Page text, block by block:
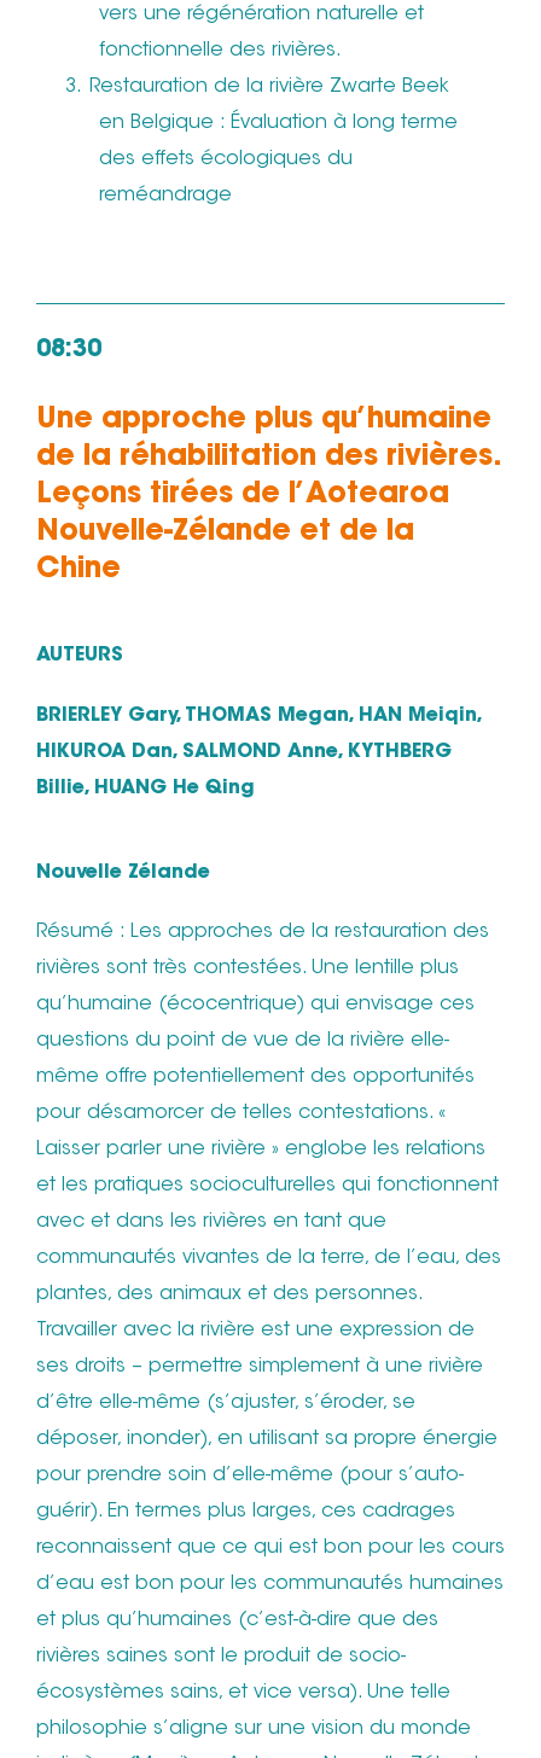
vers une régénération naturelle et
fonctionnelle des rivières.
Restauration de la rivière Zwarte Beek
en Belgique : Évaluation à long terme
des effets écologiques du
reméandrage
08:30
Une approche plus qu’humaine
de la réhabilitation des rivières.
Leçons tirées de l’Aotearoa
Nouvelle-Zélande et de la
Chine
AUTEURS
BRIERLEY Gary, THOMAS Megan, HAN Meiqin,
HIKUROA Dan, SALMOND Anne, KYTHBERG
Billie, HUANG He Qing
Nouvelle Zélande
Résumé : Les approches de la restauration des
rivières sont très contestées. Une lentille plus
qu’humaine (écocentrique) qui envisage ces
questions du point de vue de la rivière elle-
même offre potentiellement des opportunités
pour désamorcer de telles contestations. «
Laisser parler une rivière » englobe les relations
et les pratiques socioculturelles qui fonctionnent
avec et dans les rivières en tant que
communautés vivantes de la terre, de l’eau, des
plantes, des animaux et des personnes.
Travailler avec la rivière est une expression de
ses droits – permettre simplement à une rivière
d’être elle-même (s’ajuster, s’éroder, se
déposer, inonder), en utilisant sa propre énergie
pour prendre soin d’elle-même (pour s’auto-
guérir). En termes plus larges, ces cadrages
reconnaissent que ce qui est bon pour les cours
d’eau est bon pour les communautés humaines
et plus qu’humaines (c’est-à-dire que des
rivières saines sont le produit de socio-
écosystèmes sains, et vice versa). Une telle
philosophie s’aligne sur une vision du monde